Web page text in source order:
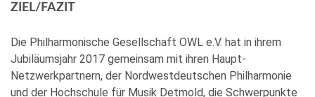
ZIEL/FAZIT
Die Philharmonische Gesellschaft OWL e.V. hat in ihrem
Jubiläumsjahr 2017 gemeinsam mit ihren Haupt-
Netzwerkpartnern, der Nordwestdeutschen Philharmonie
und der Hochschule für Musik Detmold, die Schwerpunkte